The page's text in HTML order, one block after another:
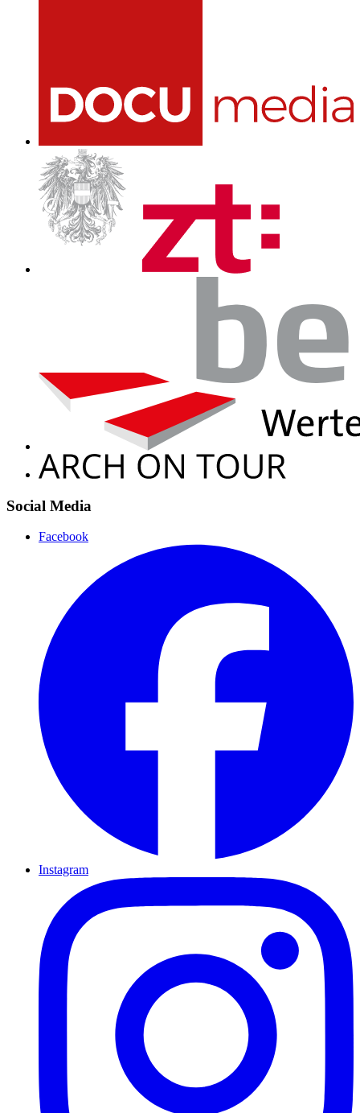
Social Media
Facebook
Instagram